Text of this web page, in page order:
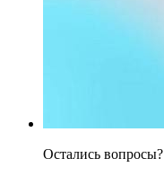
Остались вопросы?